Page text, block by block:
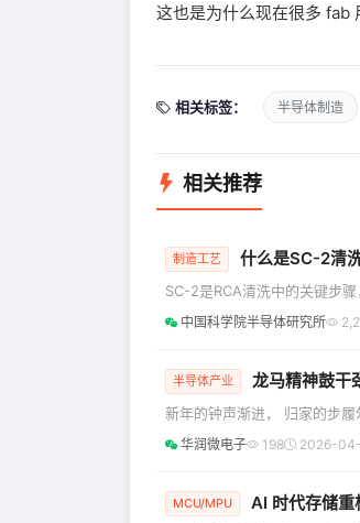
这也是为什么现在很多 fab
相关标签： 半导体制造
相关推荐
制造工艺 什么是SC-2清
SC-2是RCA清洗中的关键步
作用，消除SC-1清洗后残留
液，全称是Standard Clean
中国科学院半导体研究所
半导体产业 龙马精神鼓干
新年的钟声渐进， 归家的步
伴， 在车间、在产线、在研
华润微电子 198 2026-
MCU/MPU AI 时代存储重